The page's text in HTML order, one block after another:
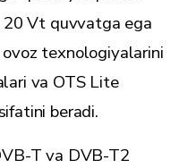
20 Vt quvvatga ega
texnologiyalarini
va OTS Lite
beradi.
T va DVB-T2